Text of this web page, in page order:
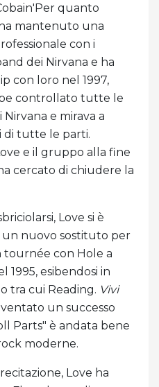
quanto
mantenuto una
con i
dei Nirvana e ha
con loro nel 1997,
controllato tutte le
e mirava a
di tutte le parti.
e il gruppo alla fine
cercato di chiudere la
Love si è
nuovo sostituto per
tournée con Hole a
1995, esibendosi in
tra cui Reading. Vivi
un successo
Parts" è andata bene
moderne.
Love ha